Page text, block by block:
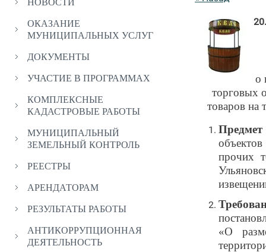
НОВОСТИ
ОКАЗАНИЕ
МУНИЦИПАЛЬНЫХ УСЛУГ
ДОКУМЕНТЫ
УЧАСТИЕ В ПРОГРАММАХ
КОМПЛЕКСНЫЕ
КАДАСТРОВЫЕ РАБОТЫ
МУНИЦИПАЛЬНЫЙ
ЗЕМЕЛЬНЫЙ КОНТРОЛЬ
РЕЕСТРЫ
АРЕНДАТОРАМ
РЕЗУЛЬТАТЫ РАБОТЫ
АНТИКОРРУПЦИОННАЯ
ДЕЯТЕЛЬНОСТЬ
о
торговых
товаров на
прочих
«О